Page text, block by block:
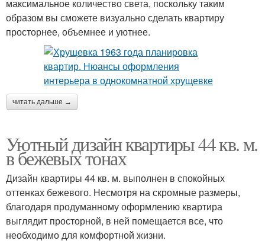
максимальное количество света, поскольку таким
образом вы сможете визуально сделать квартиру
просторнее, объемнее и уютнее.
читать дальше →
Уютный дизайн квартиры 44 кв. м.
в бежевых тонах
Дизайн квартиры 44 кв. м. выполнен в спокойных
оттенках бежевого. Несмотря на скромные размеры,
благодаря продуманному оформлению квартира
выглядит просторной, в ней помещается все, что
необходимо для комфортной жизни.